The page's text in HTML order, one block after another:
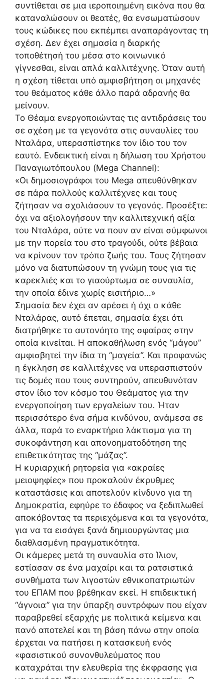
συντίθεται σε μια ιεροποιημένη εικόνα που θα
καταναλώσουν οι θεατές, θα ενσωματώσουν
τους κώδικες που εκπέμπει αναπαράγοντας τη
σχέση. Δεν έχει σημασία η διαρκής
τοποθέτησή του μέσα στο κοινωνικό
γίγνεσθαι, είναι απλά καλλιτέχνης. Όταν αυτή
η σχέση τίθεται υπό αμφισβήτηση οι μηχανές
του θεάματος κάθε άλλο παρά αδρανής θα
μείνουν.
Το Θέαμα ενεργοποιώντας τις αντιδράσεις του
σε σχέση με τα γεγονότα στις συναυλίες του
Νταλάρα, υπερασπίστηκε τον ίδιο του τον
εαυτό. Ενδεικτική είναι η δήλωση του Χρήστου
Παναγιωτόπουλου (Mega Channel):
«Οι δημοσιογράφοι του Μega απευθύνθηκαν
σε πάρα πολλούς καλλιτέχνες και τους
ζήτησαν να σχολιάσουν το γεγονός. Προσέξτε:
όχι να αξιολογήσουν την καλλιτεχνική αξία
του Νταλάρα, ούτε να πουν αν είναι σύμφωνοι
με την πορεία του στο τραγούδι, ούτε βέβαια
να κρίνουν τον τρόπο ζωής του. Τους ζήτησαν
μόνο να διατυπώσουν τη γνώμη τους για τις
καρεκλιές και το γιαούρτωμα σε συναυλία,
την οποία έδινε χωρίς εισιτήριο…»
Σημασία δεν έχει αν αρέσει ή όχι ο κάθε
Νταλάρας, αυτό έπεται, σημασία έχει ότι
διατρήθηκε το αυτονόητο της σφαίρας στην
οποία κινείται. Η αποκαθήλωση ενός “μάγου”
αμφισβητεί την ίδια τη “μαγεία”. Και προφανώς
η έγκληση σε καλλιτέχνες να υπερασπιστούν
τις δομές που τους συντηρούν, απευθυνόταν
στον ίδιο τον κόσμο του Θεάματος για την
ενεργοποίηση των εργαλείων του. Ήταν
περισσότερο ένα σήμα κινδύνου, ανάμεσα σε
άλλα, παρά το εναρκτήριο λάκτισμα για τη
συκοφάντηση και απονοηματοδότηση της
επιθετικότητας της “μάζας”.
Η κυριαρχική ρητορεία για «ακραίες
μειοψηφίες» που προκαλούν έκρυθμες
καταστάσεις και αποτελούν κίνδυνο για τη
Δημοκρατία, εφηύρε το έδαφος να ξεδιπλωθεί
αποκόβοντας τα περιεχόμενα και τα γεγονότα,
για να τα εισάγει ξανά δημιουργώντας μια
διαθλασμένη πραγματικότητα.
Οι κάμερες μετά τη συναυλία στο Ίλιον,
εστίασαν σε ένα μαχαίρι και τα ρατσιστικά
συνθήματα των λιγοστών εθνικοπατριωτών
του ΕΠΑΜ που βρέθηκαν εκεί. Η επιδεικτική
“άγνοια” για την ύπαρξη συντρόφων που είχαν
παραβρεθεί εξαρχής με πολιτικά κείμενα και
πανό αποτελεί και τη βάση πάνω στην οποία
έρχεται να πατήσει η κατασκευή ενός
«φασιστικού συνονθυλεύματος που
καταχράται την ελευθερία της έκφρασης για